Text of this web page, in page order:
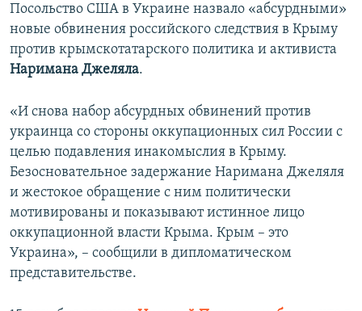
Посольство США в Украине назвало «абсурдными»
новые обвинения российского следствия в Крыму
против крымскотатарского политика и активиста
Наримана Джеляла.
«И снова набор абсурдных обвинений против
украинца со стороны оккупационных сил России с
целью подавления инакомыслия в Крыму.
Безосновательное задержание Наримана Джеляля
и жестокое обращение с ним политически
мотивированы и показывают истинное лицо
оккупационной власти Крыма. Крым – это
Украина», – сообщили в дипломатическом
представительстве.